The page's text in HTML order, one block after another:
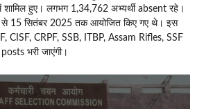
में शामिल हुए। लगभग 1,34,762 अभ्यर्थी absent रहे।
15 सितंबर 2025 तक आयोजित किए गए थे। इस
CRPF, SSB, ITBP, Assam Rifles, SSF
भरी जाएंगी।